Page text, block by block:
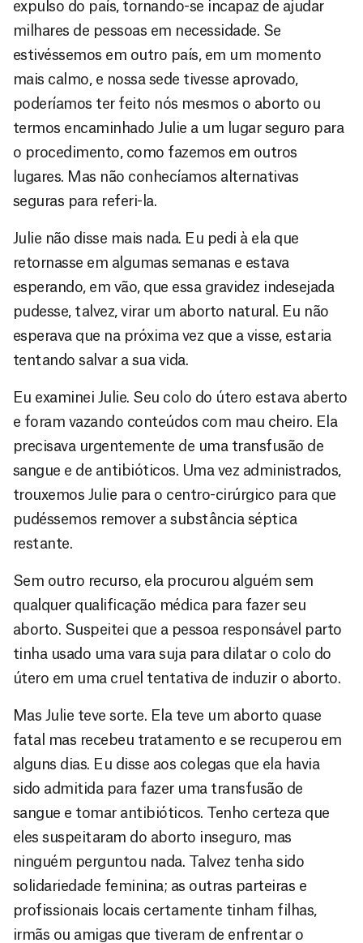
expulso do país, tornando-se incapaz de ajudar
milhares de pessoas em necessidade. Se
estivéssemos em outro país, em um momento
mais calmo, e nossa sede tivesse aprovado,
poderíamos ter feito nós mesmos o aborto ou
termos encaminhado Julie a um lugar seguro para
o procedimento, como fazemos em outros
lugares. Mas não conhecíamos alternativas
seguras para referi-la.
Julie não disse mais nada. Eu pedi à ela que
retornasse em algumas semanas e estava
esperando, em vão, que essa gravidez indesejada
pudesse, talvez, virar um aborto natural. Eu não
esperava que na próxima vez que a visse, estaria
tentando salvar a sua vida.
Eu examinei Julie. Seu colo do útero estava aberto
e foram vazando conteúdos com mau cheiro. Ela
precisava urgentemente de uma transfusão de
sangue e de antibióticos. Uma vez administrados,
trouxemos Julie para o centro-cirúrgico para que
pudéssemos remover a substância séptica
restante.
Sem outro recurso, ela procurou alguém sem
qualquer qualificação médica para fazer seu
aborto. Suspeitei que a pessoa responsável parto
tinha usado uma vara suja para dilatar o colo do
útero em uma cruel tentativa de induzir o aborto.
Mas Julie teve sorte. Ela teve um aborto quase
fatal mas recebeu tratamento e se recuperou em
alguns dias. Eu disse aos colegas que ela havia
sido admitida para fazer uma transfusão de
sangue e tomar antibióticos. Tenho certeza que
eles suspeitaram do aborto inseguro, mas
ninguém perguntou nada. Talvez tenha sido
solidariedade feminina; as outras parteiras e
profissionais locais certamente tinham filhas,
irmãs ou amigas que tiveram de enfrentar o